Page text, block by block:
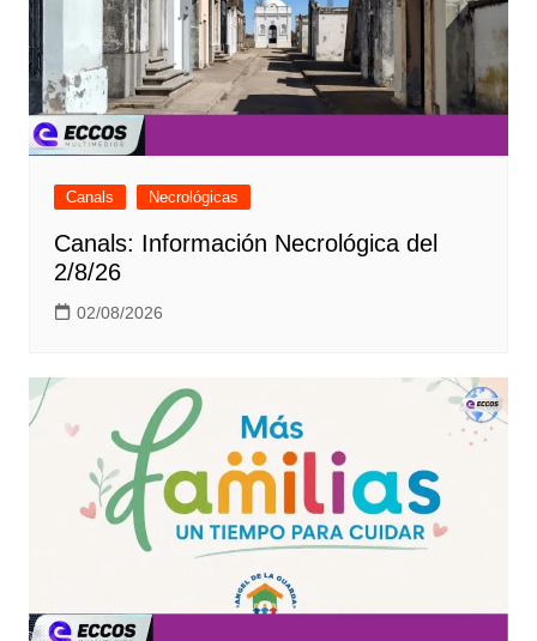
Canals Necrológicas
Canals: Información Necrológica del
2/8/26
02/08/2026